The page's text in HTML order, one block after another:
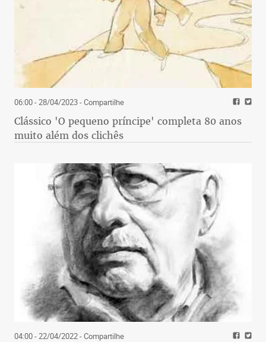
06:00 - 28/04/2023- Compartilhe
Clássico 'O pequeno príncipe' completa 80 anos
muito além dos clichês
04:00 - 22/04/2022- Compartilhe